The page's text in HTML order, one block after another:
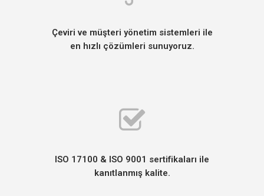
Çeviri ve müşteri yönetim sistemleri ile
en hızlı çözümleri sunuyoruz.
ISO 17100 & ISO 9001 sertifikaları ile
kanıtlanmış kalite.